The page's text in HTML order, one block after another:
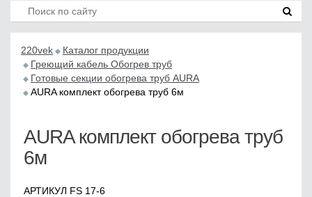
220vek
Каталог продукции
Греющий кабель Обогрев труб
Готовые секции обогрева труб AURA
AURA комплект обогрева труб 6м
AURA комплект обогрева труб
6м
АРТИКУЛ FS 17-6